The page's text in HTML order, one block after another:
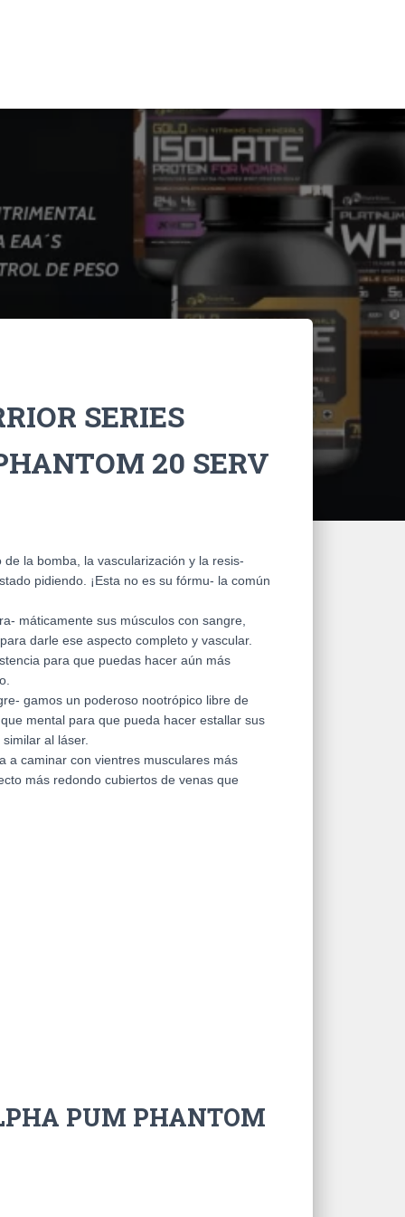
SERIES
20 SERV
la bomba, la vascularización y la resis-
pidiendo. ¡Esta no es su fórmu- la común
máticamente sus músculos con sangre,
darle ese aspecto completo y vascular.
para que puedas hacer aún más
gamos un poderoso nootrópico libre de
mental para que pueda hacer estallar sus
al láser.
a caminar con vientres musculares más
más redondo cubiertos de venas que
PUM PHANTOM